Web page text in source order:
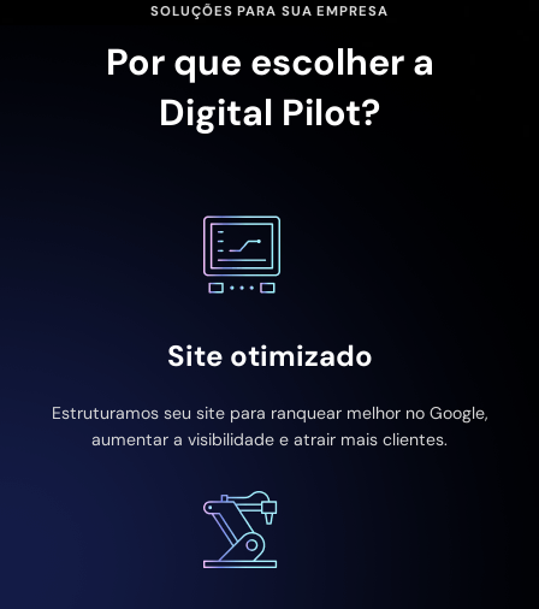
SOLUÇÕES PARA SUA EMPRESA
Por que escolher a
Digital Pilot?
Site otimizado
Estruturamos seu site para ranquear melhor no Google,
aumentar a visibilidade e atrair mais clientes.